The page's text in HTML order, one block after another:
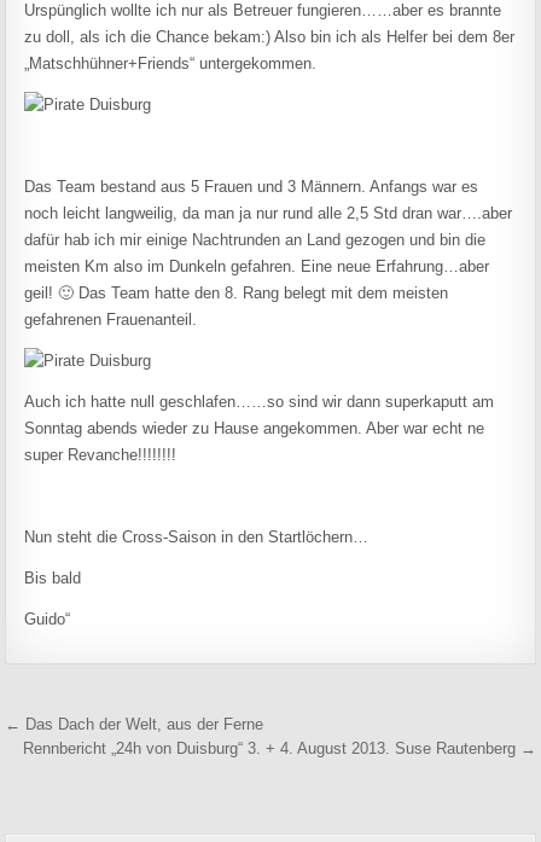
Urspünglich wollte ich nur als Betreuer fungieren……aber es brannte
zu doll, als ich die Chance bekam:) Also bin ich als Helfer bei dem 8er
„Matschhühner+Friends“ untergekommen.
Das Team bestand aus 5 Frauen und 3 Männern. Anfangs war es
noch leicht langweilig, da man ja nur rund alle 2,5 Std dran war….aber
dafür hab ich mir einige Nachtrunden an Land gezogen und bin die
meisten Km also im Dunkeln gefahren. Eine neue Erfahrung…aber
geil! 🙂 Das Team hatte den 8. Rang belegt mit dem meisten
gefahrenen Frauenanteil.
Auch ich hatte null geschlafen……so sind wir dann superkaputt am
Sonntag abends wieder zu Hause angekommen. Aber war echt ne
super Revanche!!!!!!!!
Nun steht die Cross-Saison in den Startlöchern…
Bis bald
Guido“
Beitragsnavigation
← Das Dach der Welt, aus der Ferne
Rennbericht „24h von Duisburg“ 3. + 4. August 2013. Suse Rautenberg →